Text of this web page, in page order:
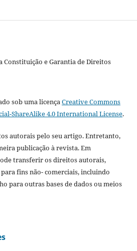
Constituição e Garantia de Direitos
sob uma licença Creative Commons
ShareAlike 4.0 International License.
autorais pelo seu artigo. Entretanto,
publicação à revista. Em
transferir os direitos autorais,
fins não- comerciais, incluindo
para outras bases de dados ou meios